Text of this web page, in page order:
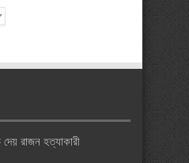
রাজন হত্যাকারী